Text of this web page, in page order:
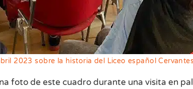
2023 sobre la historia del Liceo español
foto de este cuadro durante una visita en